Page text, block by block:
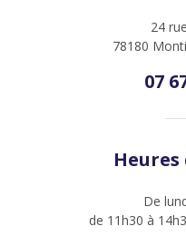
24
78180
07
Heures
De
de 11h30 à